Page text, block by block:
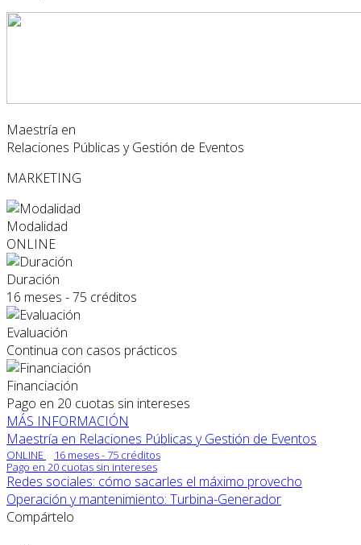
Maestría en
Relaciones Públicas y Gestión de Eventos
MARKETING
Modalidad
ONLINE
Duración
16 meses - 75 créditos
Evaluación
Continua con casos prácticos
Financiación
Pago en 20 cuotas sin intereses
MÁS INFORMACIÓN
Maestría en Relaciones Públicas y Gestión de Eventos
ONLINE
16 meses - 75 créditos
Pago en 20 cuotas sin intereses
Redes sociales: cómo sacarles el máximo provecho
Operación y mantenimiento: Turbina-Generador
Compártelo